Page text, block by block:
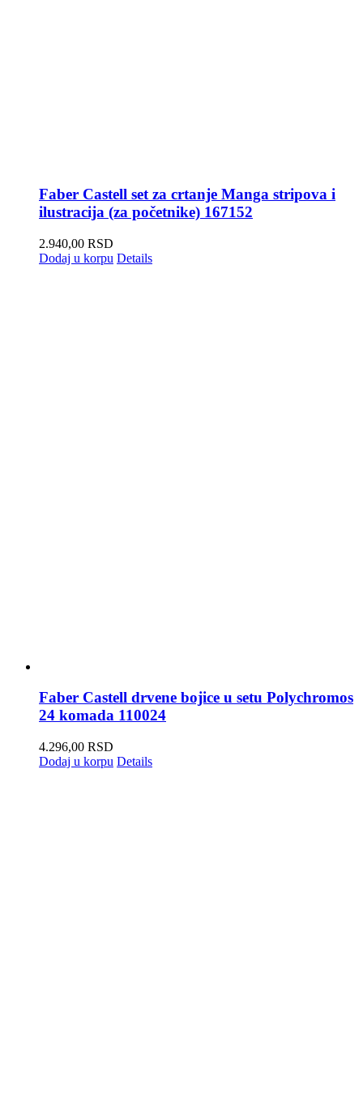
Faber Castell set za crtanje Manga stripova i
ilustracija (za početnike) 167152
2.940,00 RSD
Dodaj u korpu Details
Faber Castell drvene bojice u setu Polychromos
24 komada 110024
4.296,00 RSD
Dodaj u korpu Details